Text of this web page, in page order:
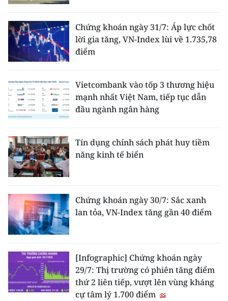
Chứng khoán ngày 31/7: Áp lực chốt
lời gia tăng, VN-Index lùi về 1.735,78
điểm
Vietcombank vào tốp 3 thương hiệu
mạnh nhất Việt Nam, tiếp tục dẫn
đầu ngành ngân hàng
Tín dụng chính sách phát huy tiềm
năng kinh tế biển
Chứng khoán ngày 30/7: Sắc xanh
lan tỏa, VN-Index tăng gần 40 điểm
[Infographic] Chứng khoán ngày
29/7: Thị trường có phiên tăng điểm
thứ 2 liên tiếp, vượt lên vùng kháng
cự tâm lý 1.700 điểm